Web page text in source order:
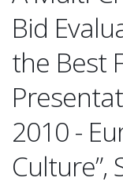
Bid
the Best
2010 -
Culture”,